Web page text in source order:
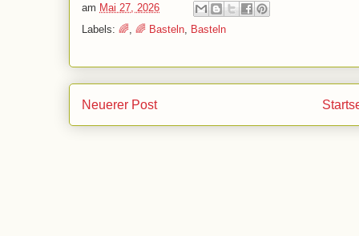
am Mai 27, 2026
Labels: 🌈 🌈 Basteln Basteln
Neuerer Post